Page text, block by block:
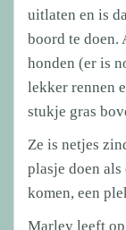
uitlaten en is
boord te doen.
honden (er is
lekker rennen
stukje gras
Ze is netjes
plasje doen
komen, een
Marley leeft op